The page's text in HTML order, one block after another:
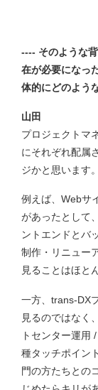
---- そのような
在が必要になっ
体的にどのよう
山田
プロジェクトマ
にそれぞれ配属
ジかと思います。
例えば、Webサ
があったとして
ントエンドとバ
制作・リニュー
見ることはほと
一方、trans-DX
見るのではなく
トセンター運用
種タッチポイン
門の方たちとの